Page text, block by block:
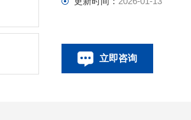
立即咨询